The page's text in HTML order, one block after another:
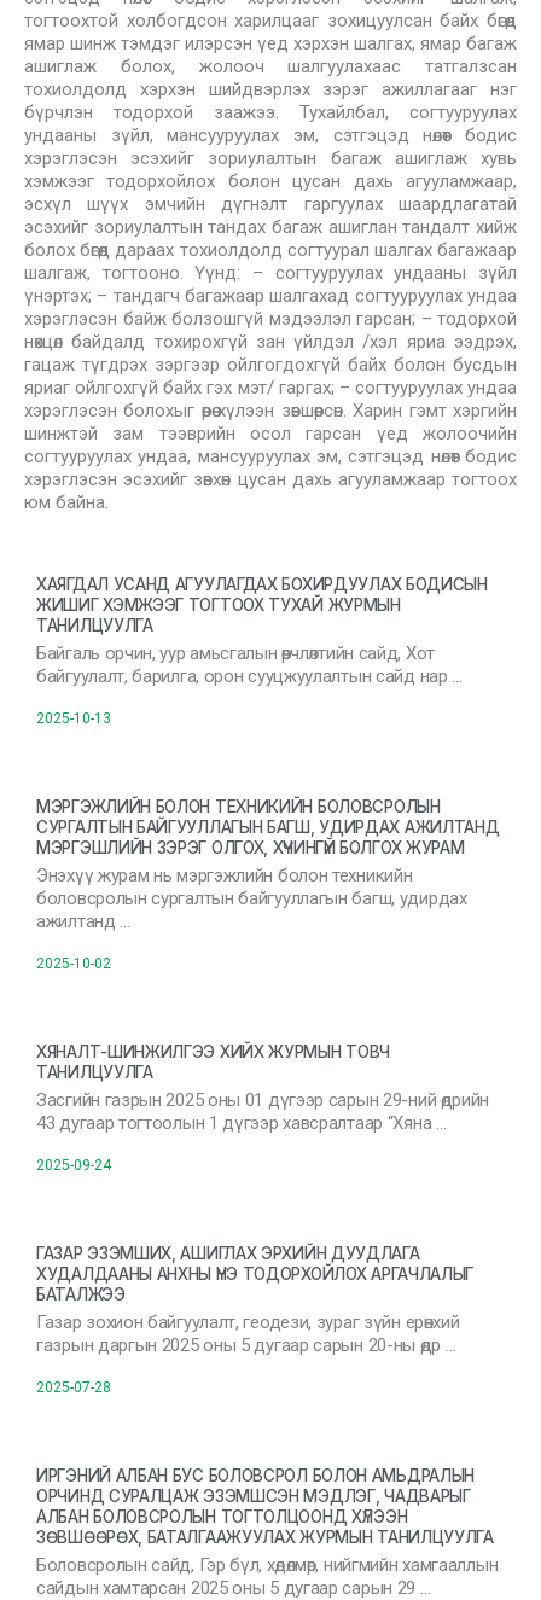
тогтоохтой холбогдсон харилцааг зохицуулсан байх бөгөөд
ямар шинж тэмдэг илэрсэн үед хэрхэн шалгах, ямар багаж
ашиглаж болох, жолооч шалгуулахаас татгалзсан
тохиолдолд хэрхэн шийдвэрлэх зэрэг ажиллагааг нэг
бүрчлэн тодорхой заажээ. Тухайлбал, согтууруулах
ундааны зүйл, мансууруулах эм, сэтгэцэд нөлөөт бодис
хэрэглэсэн эсэхийг зориулалтын багаж ашиглаж хувь
хэмжээг тодорхойлох болон цусан дахь агууламжаар,
эсхүл шүүх эмчийн дүгнэлт гаргуулах шаардлагатай
эсэхийг зориулалтын тандах багаж ашиглан тандалт хийж
болох бөгөөд дараах тохиолдолд согтуурал шалгах багажаар
шалгаж, тогтооно. Үүнд: – согтууруулах ундааны зүйл
үнэртэх; – тандагч багажаар шалгахад согтууруулах ундаа
хэрэглэсэн байж болзошгүй мэдээлэл гарсан; – тодорхой
нөхцөл байдалд тохирохгүй зан үйлдэл /хэл яриа ээдрэх,
гацаж түгдрэх зэргээр ойлгогдохгүй байх болон бусдын
яриаг ойлгохгүй байх гэх мэт/ гаргах; – согтууруулах ундаа
хэрэглэсэн болохыг өөрөө хүлээн зөвшөөрсөн. Харин гэмт хэргийн
шинжтэй зам тээврийн осол гарсан үед жолоочийн
согтууруулах ундаа, мансууруулах эм, сэтгэцэд нөлөөт бодис
хэрэглэсэн эсэхийг зөвхөн цусан дахь агууламжаар тогтоох
юм байна.
ХАЯГДАЛ УСАНД АГУУЛАГДАХ БОХИРДУУЛАХ БОДИСЫН
ЖИШИГ ХЭМЖЭЭГ ТОГТООХ ТУХАЙ ЖУРМЫН
ТАНИЛЦУУЛГА
Байгаль орчин, уур амьсгалын өөрчлөлтийн сайд, Хот
байгуулалт, барилга, орон сууцжуулалтын сайд нар …
2025-10-13
МЭРГЭЖЛИЙН БОЛОН ТЕХНИКИЙН БОЛОВСРОЛЫН
СУРГАЛТЫН БАЙГУУЛЛАГЫН БАГШ, УДИРДАХ АЖИЛТАНД
МЭРГЭШЛИЙН ЗЭРЭГ ОЛГОХ, ХҮЧИНГҮЙ БОЛГОХ ЖУРАМ
Энэхүү журам нь мэргэжлийн болон техникийн
боловсролын сургалтын байгууллагын багш, удирдах
ажилтанд …
2025-10-02
ХЯНАЛТ-ШИНЖИЛГЭЭ ХИЙХ ЖУРМЫН ТОВЧ
ТАНИЛЦУУЛГА
Засгийн газрын 2025 оны 01 дүгээр сарын 29-ний өдрийн
43 дугаар тогтоолын 1 дүгээр хавсралтаар “Хяна …
2025-09-24
ГАЗАР ЭЗЭМШИХ, АШИГЛАХ ЭРХИЙН ДУУДЛАГА
ХУДАЛДААНЫ АНХНЫ ҮНЭ ТОДОРХОЙЛОХ АРГАЧЛАЛЫГ
БАТАЛЖЭЭ
Газар зохион байгуулалт, геодези, зураг зүйн ерөнхий
газрын даргын 2025 оны 5 дугаар сарын 20-ны өдр …
2025-07-28
ИРГЭНИЙ АЛБАН БУС БОЛОВСРОЛ БОЛОН АМЬДРАЛЫН
ОРЧИНД СУРАЛЦАЖ ЭЗЭМШСЭН МЭДЛЭГ, ЧАДВАРЫГ
АЛБАН БОЛОВСРОЛЫН ТОГТОЛЦООНД ХҮЛЭЭН
ЗӨВШӨӨРӨХ, БАТАЛГААЖУУЛАХ ЖУРМЫН ТАНИЛЦУУЛГА
Боловсролын сайд, Гэр бүл, хөдөлмөр, нийгмийн хамгааллын
сайдын хамтарсан 2025 оны 5 дугаар сарын 29 …